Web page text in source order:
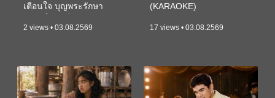
เตือนใจ บุญพระรักษา
2 views • 03.08.2569
(KARAOKE)
17 views • 03.08.2569